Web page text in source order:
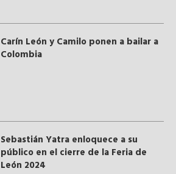
Carín León y Camilo ponen a bailar a
Colombia
Sebastián Yatra enloquece a su
público en el cierre de la Feria de
León 2024